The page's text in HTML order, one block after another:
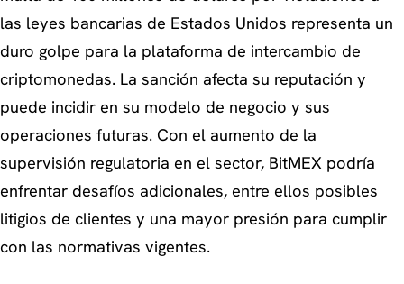
las leyes bancarias de Estados Unidos representa un
duro golpe para la plataforma de intercambio de
criptomonedas. La sanción afecta su reputación y
puede incidir en su modelo de negocio y sus
operaciones futuras. Con el aumento de la
supervisión regulatoria en el sector, BitMEX podría
enfrentar desafíos adicionales, entre ellos posibles
litigios de clientes y una mayor presión para cumplir
con las normativas vigentes.